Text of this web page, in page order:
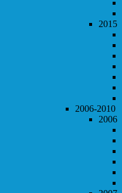
2015
2006-2010
2006